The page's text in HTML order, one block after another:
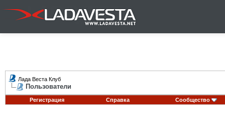
Лада Веста Клуб
Пользователи
Регистрация Справка Сообщество